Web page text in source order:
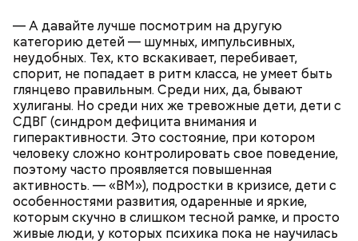
— А давайте лучше посмотрим на другую
категорию детей — шумных, импульсивных,
неудобных. Тех, кто вскакивает, перебивает,
спорит, не попадает в ритм класса, не умеет быть
глянцево правильным. Среди них, да, бывают
хулиганы. Но среди них же тревожные дети, дети с
СДВГ (синдром дефицита внимания и
гиперактивности. Это состояние, при котором
человеку сложно контролировать свое поведение,
поэтому часто проявляется повышенная
активность. — «ВМ»), подростки в кризисе, дети с
особенностями развития, одаренные и яркие,
которым скучно в слишком тесной рамке, и просто
живые люди, у которых психика пока не научилась